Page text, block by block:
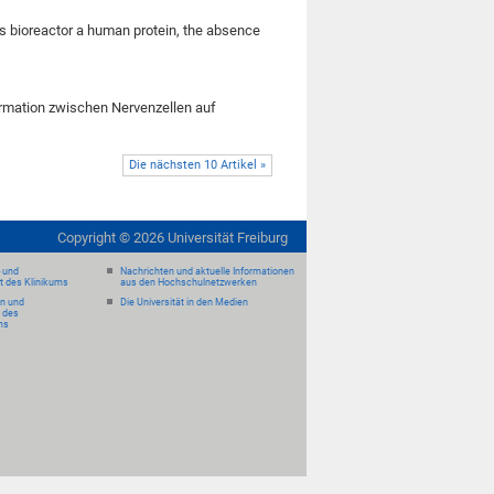
bioreactor a human protein, the absence
zwischen Nervenzellen auf
Die nächsten 10 Artikel »
Copyright © 2026 Universität Freiburg
des Klinikums
und
des
Nachrichten und aktuelle Informationen
aus den Hochschulnetzwerken
Die Universität in den Medien